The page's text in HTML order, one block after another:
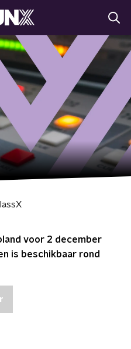
voor 2 december
is beschikbaar rond